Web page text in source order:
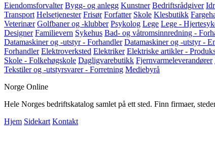
Eiendomsforvalter Bygg- og anlegg Kunstner Bedriftsrådgiver
Transport Helsetjenester Frisør Forfatter Skole Klesbutikk
Veterinær Golfbaner og -klubber Psykolog Lege Lege -
Designer Familievern Sykehus Bad- og våtromsinnredning -
Datamaskiner og -utstyr - Forhandler Datamaskiner og -utstyr -
Forhandler Elektroverksted Elektriker Elektriske artikler -
Skole - Folkehøgskole Dagligvarebutikk Fjernvarmeleverandører
Tekstiler og -utstyrsvarer - Forretning Mediebyrå
Norge Online
Hele Norges bedriftskatalog samlet på ett sted. Finn firmaer,
Hjem Sidekart Kontakt